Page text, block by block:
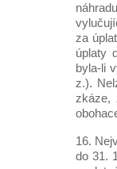
za
úplaty
byla-li
z.).
zkáze,
16.
do 31.